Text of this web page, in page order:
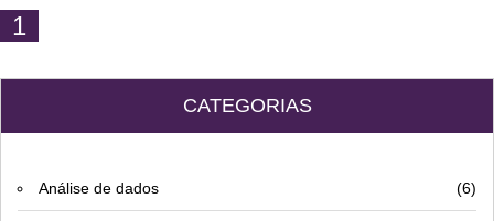
1
CATEGORIAS
Análise de dados (6)